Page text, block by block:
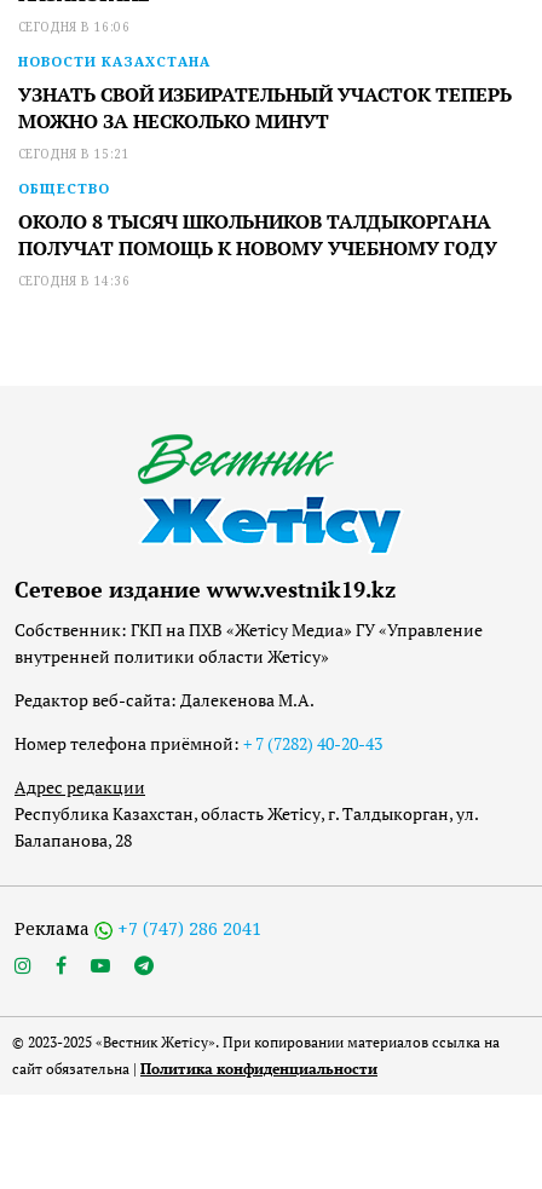
СЕГОДНЯ В 16:06
НОВОСТИ КАЗАХСТАНА
УЗНАТЬ СВОЙ ИЗБИРАТЕЛЬНЫЙ УЧАСТОК ТЕПЕРЬ
МОЖНО ЗА НЕСКОЛЬКО МИНУТ
СЕГОДНЯ В 15:21
ОБЩЕСТВО
ОКОЛО 8 ТЫСЯЧ ШКОЛЬНИКОВ ТАЛДЫКОРГАНА
ПОЛУЧАТ ПОМОЩЬ К НОВОМУ УЧЕБНОМУ ГОДУ
СЕГОДНЯ В 14:36
Сетевое издание www.vestnik19.kz
Собственник: ГКП на ПХВ «Жетісу Медиа» ГУ «Управление
внутренней политики области Жетісу»
Редактор веб-сайта: Далекенова М.А.
Номер телефона приёмной: + 7 (7282) 40-20-43
Адрес редакции
Республика Казахстан, область Жетісу, г. Талдыкорган, ул.
Балапанова, 28
Реклама +7 (747) 286 2041
© 2023-2025 «Вестник Жетісу». При копировании материалов ссылка на
сайт обязательна | Политика конфиденциальности